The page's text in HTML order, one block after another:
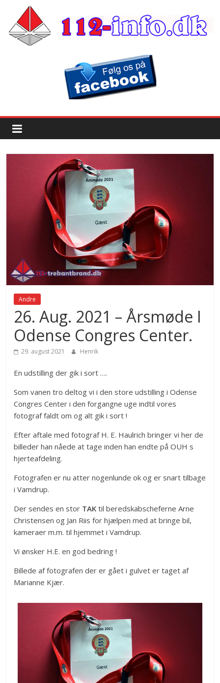
Andre
26. Aug. 2021 – Årsmøde I
Odense Congres Center.
29. august 2021 Henrik
En udstilling der gik i sort ….
Som vanen tro deltog vi i den store udstilling i Odense
Congres Center i den forgangne uge indtil vores
fotograf faldt om og alt gik i sort !
Efter aftale med fotograf H. E. Haulrich bringer vi her de
billeder han nåede at tage inden han endte på OUH s
hjerteafdeling.
Fotografen er nu atter nogenlunde ok og er snart tilbage
i Vamdrup.
Der sendes en stor TAK til beredskabscheferne Arne
Christensen og Jan Riis for hjælpen med at bringe bil,
kameraer m.m. til hjemmet i Vamdrup.
Vi ønsker H.E. en god bedring !
Billede af fotografen der er gået i gulvet er taget af
Marianne Kjær.